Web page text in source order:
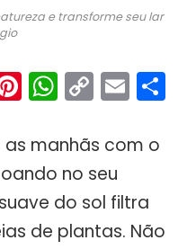
e transforme seu lar
Pinterest
Copy
manhãs com o
no seu
do sol filtra
de plantas. Não